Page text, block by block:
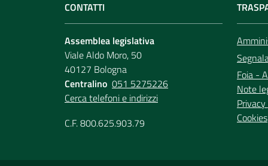
CONTATTI
Assemblea legislativa
Viale Aldo Moro, 50
40127 Bologna
Centralino 051 5275226
Cerca telefoni e indirizzi
C.F. 800.625.903.79
Foia -
Note
Cookies